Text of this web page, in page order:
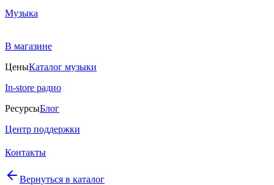
Музыка
В магазине
ЦеныКаталог музыки
In-store радио
РесурсыБлог
Центр поддержки
Контакты
Вернуться в каталог